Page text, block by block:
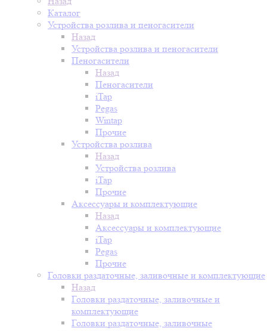
Каталог
Устройства розлива и пеногасители
Назад
Устройства розлива и пеногасители
Пеногасители
Назад
Пеногасители
iTap
Pegas
Wintap
Прочие
Устройства розлива
Назад
Устройства розлива
iTap
Прочие
Аксессуары и комплектующие
Назад
Аксессуары и комплектующие
iTap
Pegas
Прочие
Головки раздаточные, заливочные и комплектующие
Назад
Головки раздаточные, заливочные и
комплектующие
Головки раздаточные, заливочные